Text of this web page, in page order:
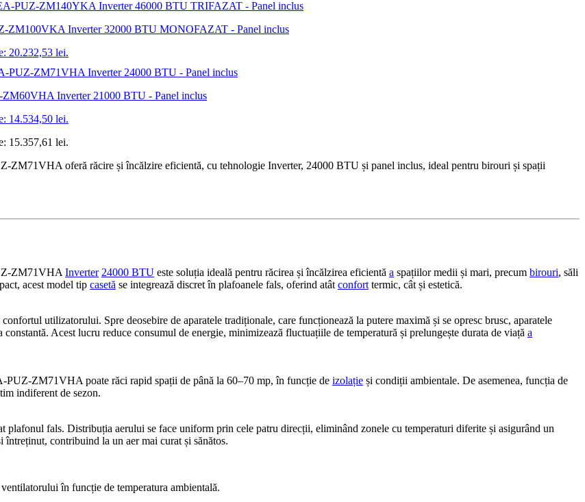
ZM100VKA Inverter 32000 BTU MONOFAZAT - Panel inclus
20.232,53 lei.
Inverter 21000 BTU - Panel inclus
14.534,50 lei.
15.357,61 lei.
oferă răcire și încălzire eficientă, cu tehnologie Inverter, 24000 BTU și panel inclus, ideal pentru birouri și spații
ZM71VHA Inverter 24000 BTU este soluția ideală pentru răcirea și încălzirea eficientă a spațiilor medii și mari, precum birouri, săli
acest model tip casetă se integrează discret în plafoanele fals, oferind atât confort termic, cât și estetică.
utilizatorului. Spre deosebire de aparatele tradiționale, care funcționează la putere maximă și se opresc brusc, aparatele
constantă. Acest lucru reduce consumul de energie, minimizează fluctuațiile de temperatură și prelungește durata de viață a
ZM71VHA poate răci rapid spații de până la 60–70 mp, în funcție de izolație și condiții ambientale. De asemenea, funcția de
indiferent de sezon.
plafonul fals. Distribuția aerului se face uniform prin cele patru direcții, eliminând zonele cu temperaturi diferite și asigurând un
contribuind la un aer mai curat și sănătos.
în funcție de temperatura ambientală.